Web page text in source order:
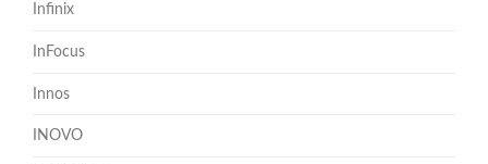
Infinix
InFocus
Innos
INOVO